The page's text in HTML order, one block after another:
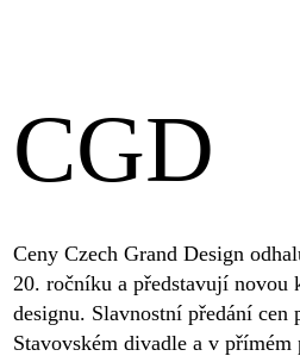
CGD
Ceny Czech Grand Design
20. ročníku a představují novou
designu. Slavnostní předání cen
Stavovském divadle a v přímém